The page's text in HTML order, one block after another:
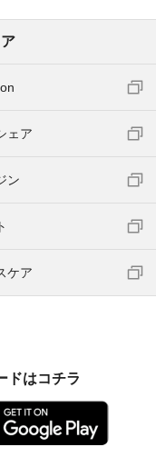
ェア
ン
ケア
ドはコチラ